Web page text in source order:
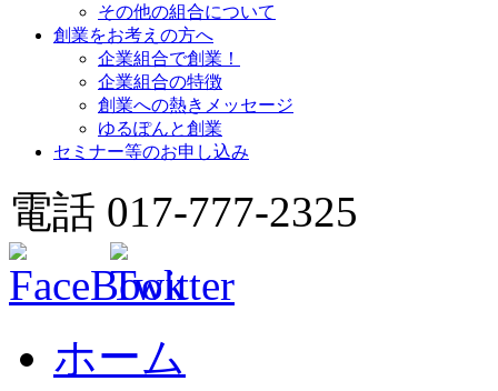
その他の組合について
創業をお考えの方へ
企業組合で創業！
企業組合の特徴
創業への熱きメッセージ
ゆるぽんと創業
セミナー等のお申し込み
電話 017-777-2325
ホーム